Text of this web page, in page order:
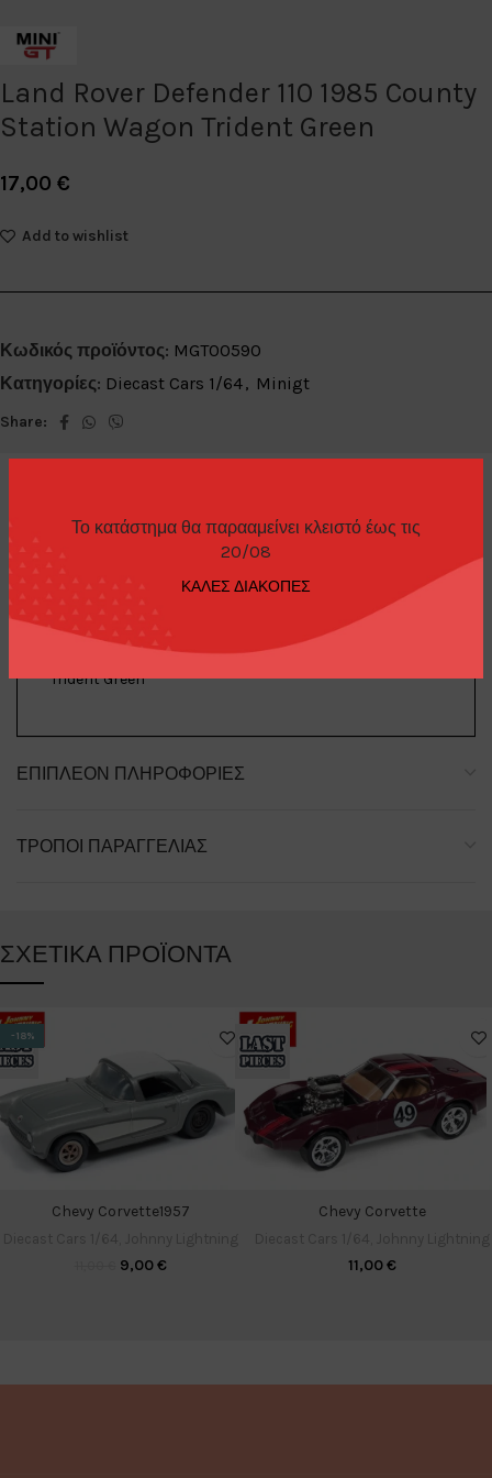
Το κατάστημα θα παρααμείνει κλειστό έως τις
20/08
ΚΑΛΕΣ ΔΙΑΚΟΠΕΣ
Land Rover Defender 110 1985 County
Station Wagon Trident Green
17,00 €
Add to wishlist
Κωδικός προϊόντος: MGT00590
Κατηγορίες: Diecast Cars 1/64, Minigt
Share:
ΠΕΡΙΓΡΑΦΉ
Land Rover Defender 110 1985 County Station Wagon
Trident Green
ΕΠΙΠΛΈΟΝ ΠΛΗΡΟΦΟΡΊΕΣ
ΤΡΌΠΟΙ ΠΑΡΑΓΓΕΛΊΑΣ
ΣΧΕΤΙΚΆ ΠΡΟΪΌΝΤΑ
-18%
Chevy Corvette1957
9,00€
Chevy Corvette
11,00€